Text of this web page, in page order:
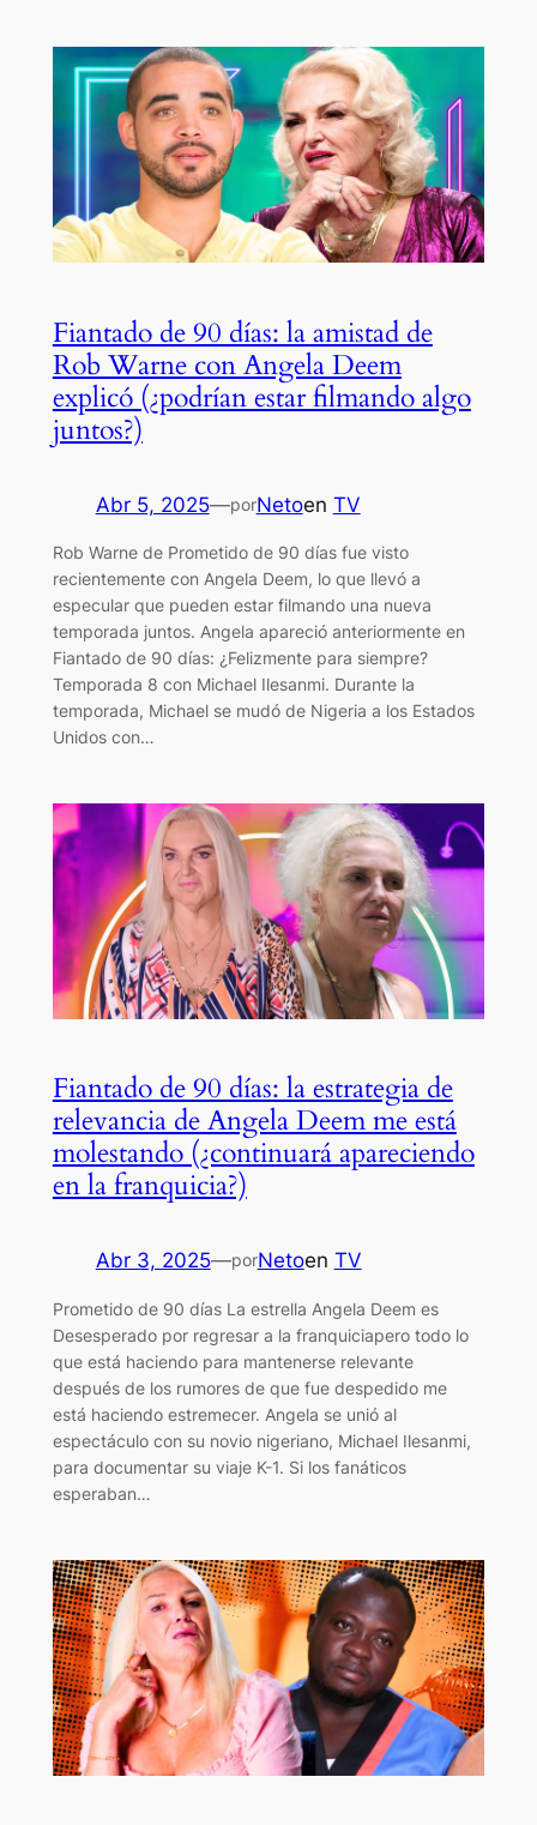
Fiantado de 90 días: la amistad de
Rob Warne con Angela Deem
explicó (¿podrían estar filmando algo
juntos?)
Abr 5, 2025—porNetoen TV
Rob Warne de Prometido de 90 días fue visto
recientemente con Angela Deem, lo que llevó a
especular que pueden estar filmando una nueva
temporada juntos. Angela apareció anteriormente en
Fiantado de 90 días: ¿Felizmente para siempre?
Temporada 8 con Michael Ilesanmi. Durante la
temporada, Michael se mudó de Nigeria a los Estados
Unidos con…
Fiantado de 90 días: la estrategia de
relevancia de Angela Deem me está
molestando (¿continuará apareciendo
en la franquicia?)
Abr 3, 2025—porNetoen TV
Prometido de 90 días La estrella Angela Deem es
Desesperado por regresar a la franquiciapero todo lo
que está haciendo para mantenerse relevante
después de los rumores de que fue despedido me
está haciendo estremecer. Angela se unió al
espectáculo con su novio nigeriano, Michael Ilesanmi,
para documentar su viaje K-1. Si los fanáticos
esperaban…